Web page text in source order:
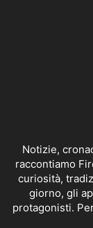
Notizie,
raccontiamo
curiosità,
giorno, gli
protagonisti.